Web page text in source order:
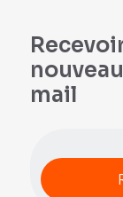
mail